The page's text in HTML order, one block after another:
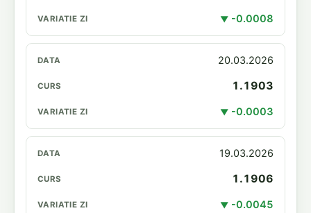
▼ -0.0008
20.03.2026
1.1903
▼ -0.0003
19.03.2026
1.1906
▼ -0.0045